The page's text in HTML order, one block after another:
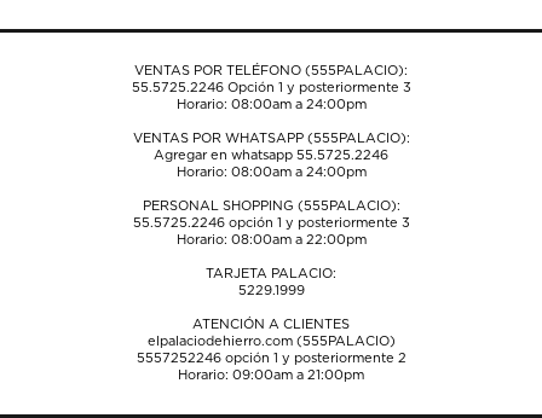
VENTAS POR TELÉFONO (555PALACIO):
55.5725.2246Opción 1 y posteriormente 3
Horario: 08:00am a 24:00pm
VENTAS POR WHATSAPP (555PALACIO):
Agregar en whatsapp 55.5725.2246
Horario: 08:00am a 24:00pm
PERSONAL SHOPPING (555PALACIO):
55.5725.2246opción 1 y posteriormente 3
Horario: 08:00am a 22:00pm
TARJETA PALACIO:
5229.1999
ATENCIÓN A CLIENTES
elpalaciodehierro.com (555PALACIO)
5557252246opción 1 y posteriormente 2
Horario: 09:00am a 21:00pm